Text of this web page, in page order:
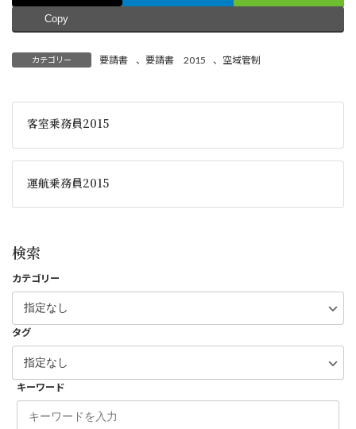
Copy
カテゴリー 要請書 、 要請書 2015 、 空域管制
客室乗務員2015
運航乗務員2015
検索
カテゴリー
タグ
キーワード